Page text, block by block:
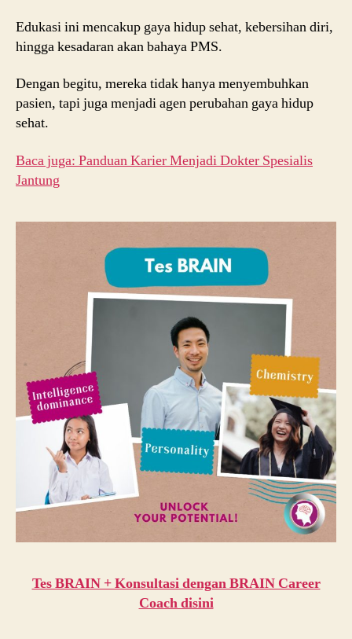
Edukasi ini mencakup gaya hidup sehat, kebersihan diri,
hingga kesadaran akan bahaya PMS.
Dengan begitu, mereka tidak hanya menyembuhkan
pasien, tapi juga menjadi agen perubahan gaya hidup
sehat.
Baca juga: Panduan Karier Menjadi Dokter Spesialis
Jantung
Tes BRAIN + Konsultasi dengan BRAIN Career
Coach disini